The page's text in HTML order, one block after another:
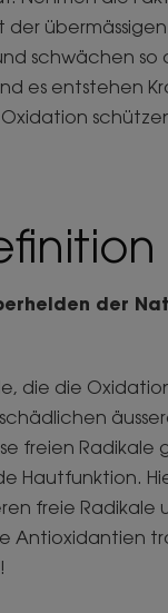
schwächen so
es entstehen
der
die die
freien Radikale
Hautfunktion.
freie
Antioxidantien